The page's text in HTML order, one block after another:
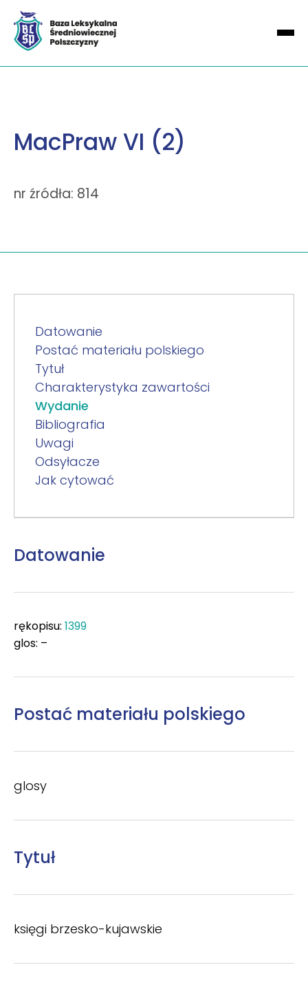
MacPraw VI (2)
nr źródła: 814
Datowanie
Postać materiału polskiego
Tytuł
Charakterystyka zawartości
Wydanie
Bibliografia
Uwagi
Odsyłacze
Jak cytować
Datowanie
rękopisu: 1399
glos: –
Postać materiału polskiego
glosy
Tytuł
księgi brzesko-kujawskie